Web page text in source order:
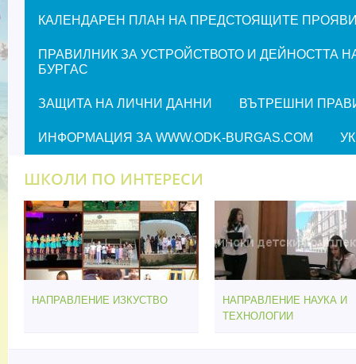
КАЛЕНДАРЕН ПЛАН НА ПРЕДСТОЯЩИТЕ ПРОЯВИ
ПРАВИЛНИК ЗА УСТРОЙСТВОТО И ДЕЙНОСТТА
БУРГАС
ЗАЩИТА НА ЛИЧНИ ДАННИ ВЪТРЕШНИ
ИНФОРМАЦИЯ ЗА WWW.ODK-BURGAS.COM
ШКОЛИ ПО ИНТЕРЕСИ
НАПРАВЛЕНИЕ ИЗКУСТВО
НАПРАВЛЕНИЕ НАУКА И
ТЕХНОЛОГИИ